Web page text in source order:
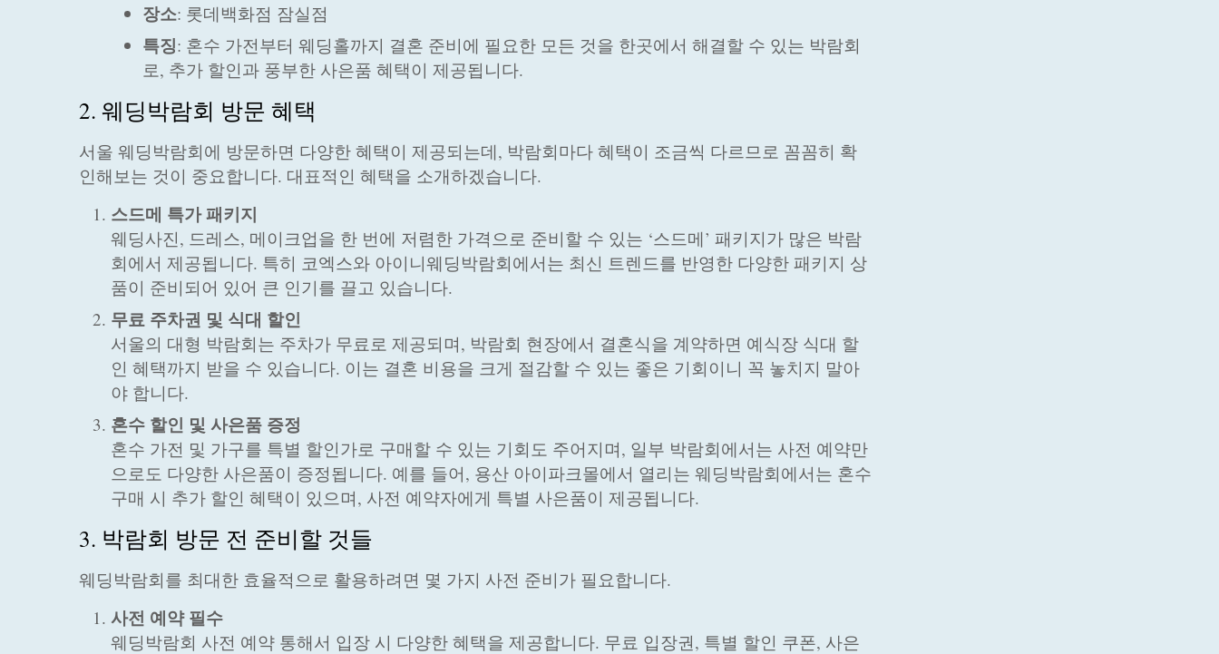
장소: 롯데백화점 잠실점
특징: 혼수 가전부터 웨딩홀까지 결혼 준비에 필요한 모든 것을 한곳에서 해결할 수 있는 박람회
로, 추가 할인과 풍부한 사은품 혜택이 제공됩니다.
2. 웨딩박람회 방문 혜택
서울 웨딩박람회에 방문하면 다양한 혜택이 제공되는데, 박람회마다 혜택이 조금씩 다르므로 꼼꼼히 확
인해보는 것이 중요합니다. 대표적인 혜택을 소개하겠습니다.
스드메 특가 패키지
웨딩사진, 드레스, 메이크업을 한 번에 저렴한 가격으로 준비할 수 있는 ‘스드메’ 패키지가 많은 박람
회에서 제공됩니다. 특히 코엑스와 아이니웨딩박람회에서는 최신 트렌드를 반영한 다양한 패키지 상
품이 준비되어 있어 큰 인기를 끌고 있습니다.
무료 주차권 및 식대 할인
서울의 대형 박람회는 주차가 무료로 제공되며, 박람회 현장에서 결혼식을 계약하면 예식장 식대 할
인 혜택까지 받을 수 있습니다. 이는 결혼 비용을 크게 절감할 수 있는 좋은 기회이니 꼭 놓치지 말아
야 합니다.
혼수 할인 및 사은품 증정
혼수 가전 및 가구를 특별 할인가로 구매할 수 있는 기회도 주어지며, 일부 박람회에서는 사전 예약만
으로도 다양한 사은품이 증정됩니다. 예를 들어, 용산 아이파크몰에서 열리는 웨딩박람회에서는 혼수
구매 시 추가 할인 혜택이 있으며, 사전 예약자에게 특별 사은품이 제공됩니다.
3. 박람회 방문 전 준비할 것들
웨딩박람회를 최대한 효율적으로 활용하려면 몇 가지 사전 준비가 필요합니다.
사전 예약 필수
웨딩박람회 사전 예약 통해서 입장 시 다양한 혜택을 제공합니다. 무료 입장권, 특별 할인 쿠폰, 사은